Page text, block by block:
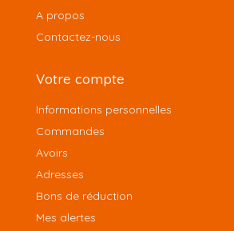
A propos
Contactez-nous
Votre compte
Informations personnelles
Commandes
Avoirs
Adresses
Bons de réduction
Mes alertes